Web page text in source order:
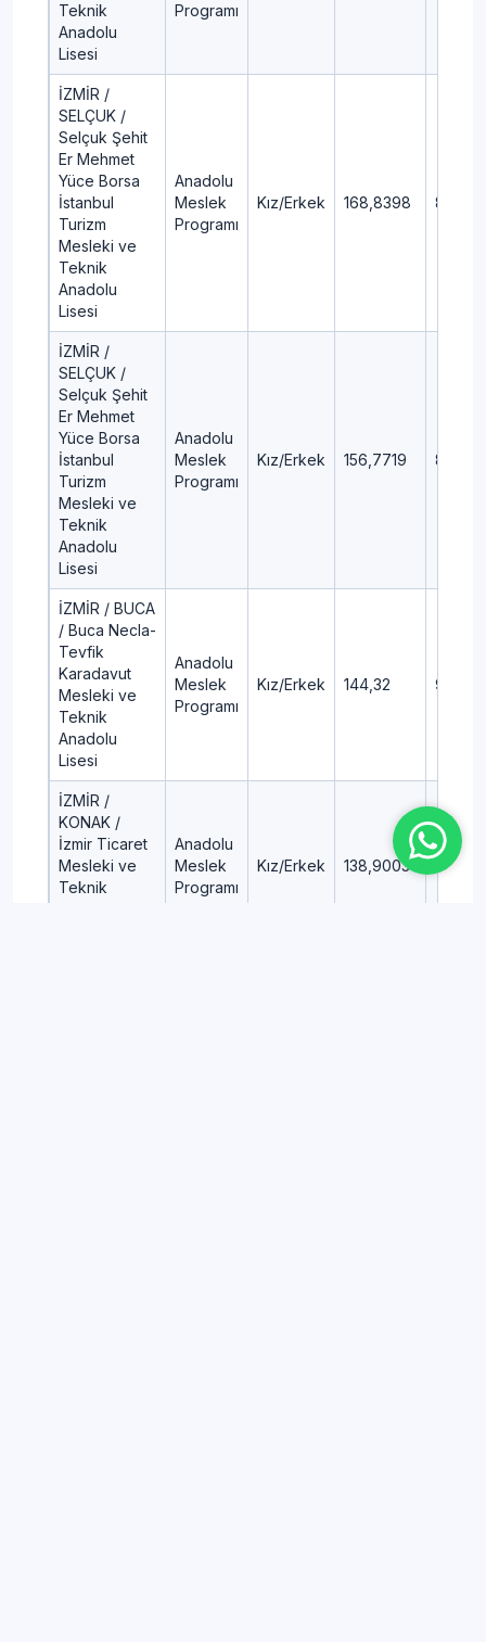
Teknik
Anadolu
Lisesi
Programı
İZMİR /
SELÇUK /
Selçuk Şehit
Er Mehmet
Yüce Borsa
İstanbul
Turizm
Mesleki ve
Teknik
Anadolu
Lisesi
Anadolu
Meslek
Programı
Kız/Erkek 168,8398 87,57
İZMİR /
SELÇUK /
Selçuk Şehit
Er Mehmet
Yüce Borsa
İstanbul
Turizm
Mesleki ve
Teknik
Anadolu
Lisesi
Anadolu
Meslek
Programı
Kız/Erkek 156,7719 89,75
İZMİR / BUCA
/ Buca Necla-
Tevfik
Karadavut
Mesleki ve
Teknik
Anadolu
Lisesi
Anadolu
Meslek
Programı
Kız/Erkek 144,32 92
İZMİR /
KONAK /
İzmir Ticaret
Mesleki ve
Teknik
Anadolu
Meslek
Programı
Kız/Erkek 138,9003 92,98